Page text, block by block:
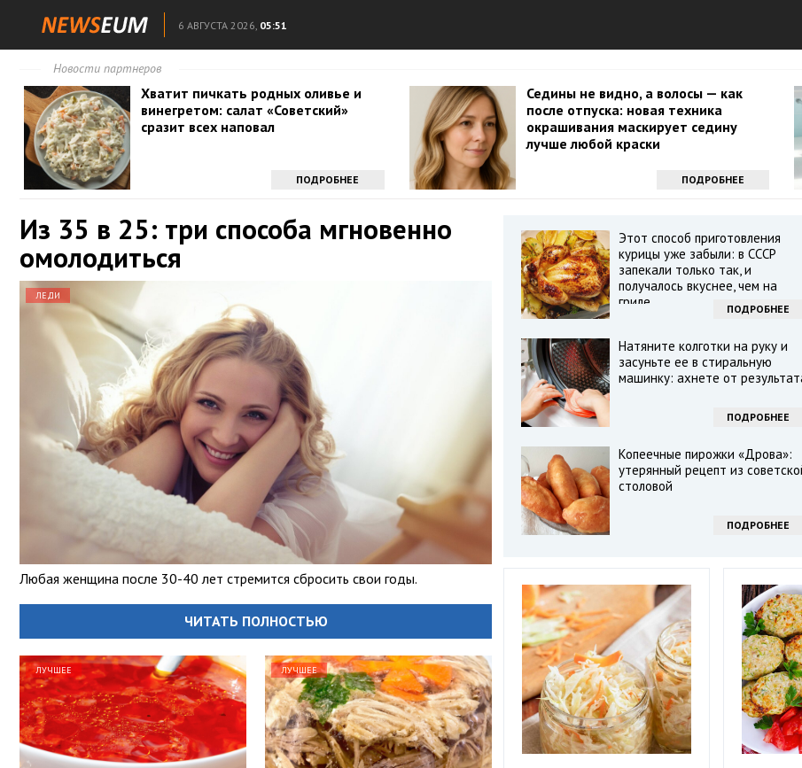
6 АВГУСТА 2026, 05:51
Новости партнеров
Хватит пичкать родных оливье и
винегретом: салат «Советский»
сразит всех наповал
ПОДРОБНЕЕ
Седины не видно, а волосы — как
после отпуска: новая техника
окрашивания маскирует седину
лучше любой краски
ПОДРОБНЕЕ
Из 35 в 25: три способа мгновенно
омолодиться
ЛЕДИ
Любая женщина после 30-40 лет стремится сбросить свои годы.
ЧИТАТЬ ПОЛНОСТЬЮ
ЛУЧШЕЕ ЛУЧШЕЕ
Этот способ приготовления
курицы уже забыли: в СССР
запекали только так, и
получалось вкуснее, чем на
гриле
ПОДРОБНЕЕ
Натяните колготки на руку и
засуньте ее в стиральную
машинку: ахнете от
ПОДРОБНЕЕ
Копеечные пирожки «Дрова»:
утерянный рецепт из
столовой
ПОДРОБНЕЕ